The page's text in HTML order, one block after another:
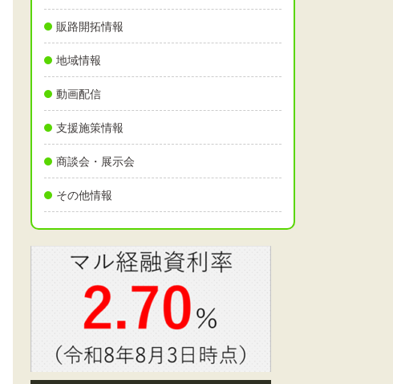
販路開拓情報
地域情報
動画配信
支援施策情報
商談会・展示会
その他情報